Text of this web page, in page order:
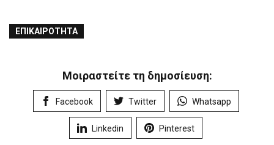
ΕΠΙΚΑΙΡΌΤΗΤΑ
Μοιραστείτε τη δημοσίευση:
Facebook Twitter Whatsapp
Linkedin Pinterest